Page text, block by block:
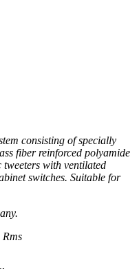
consisting of specially
fiber reinforced polyamide
with ventilated
switches. Suitable for